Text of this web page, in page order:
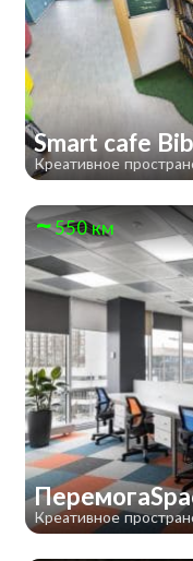
Smart cafe
Креативное
550 км
Креативное